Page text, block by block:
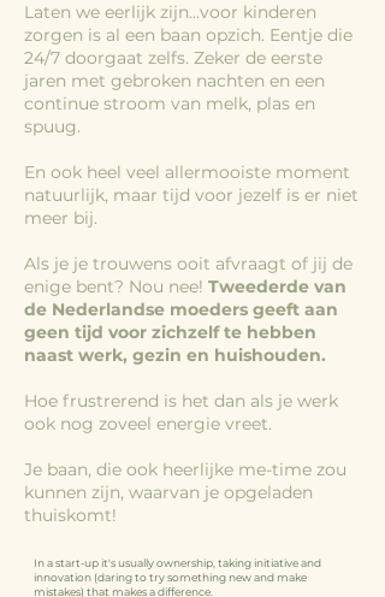
Laten we eerlijk zijn...voor kinderen
zorgen is al een baan opzich. Eentje die
24/7 doorgaat zelfs. Zeker de eerste
jaren met gebroken nachten en een
continue stroom van melk, plas en
spuug.
En ook heel veel allermooiste moment
natuurlijk, maar tijd voor jezelf is er niet
meer bij.
Als je je trouwens ooit afvraagt of jij de
enige bent? Nou nee! Tweederde van
de Nederlandse moeders geeft aan
geen tijd voor zichzelf te hebben
naast werk, gezin en huishouden.
Hoe frustrerend is het dan als je werk
ook nog zoveel energie vreet.
Je baan, die ook heerlijke me-time zou
kunnen zijn, waarvan je opgeladen
thuiskomt!
In a start-up it's usually ownership, taking initiative and
innovation (daring to try something new and make
mistakes) that makes a difference.